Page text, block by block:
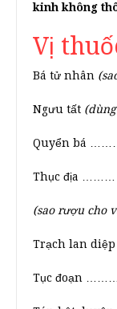
kinh không
Vị
Bá tử nhân
Ngưu tất
Quyển bá
Thục địa ………
(sao rượu cho
Trạch lan
Tục đoạn